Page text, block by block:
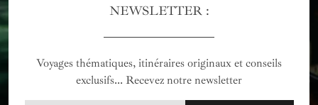
NEWSLETTER :
Voyages thématiques, itinéraires originaux et conseils
exclusifs... Recevez notre newsletter